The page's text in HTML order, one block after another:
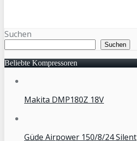
Suchen
Suchen
Beliebte Kompressoren
Makita DMP180Z 18V
Güde Airpower 150/8/24 Silent